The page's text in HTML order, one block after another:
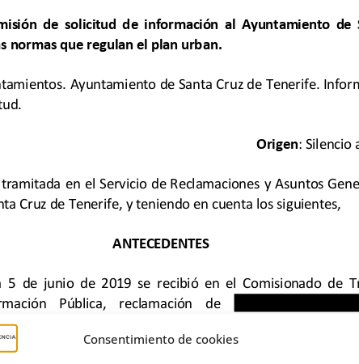
Consentimiento de cookies